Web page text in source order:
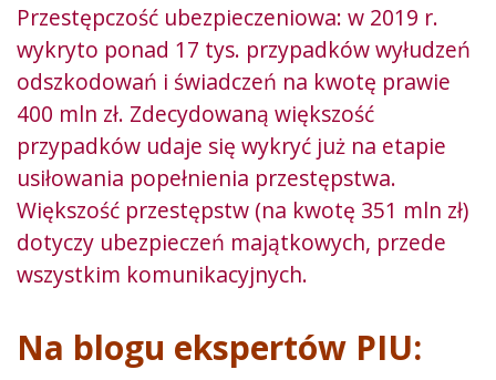
Przestępczość ubezpieczeniowa: w 2019 r.
wykryto ponad 17 tys. przypadków wyłudzeń
odszkodowań i świadczeń na kwotę prawie
400 mln zł. Zdecydowaną większość
przypadków udaje się wykryć już na etapie
usiłowania popełnienia przestępstwa.
Większość przestępstw (na kwotę 351 mln zł)
dotyczy ubezpieczeń majątkowych, przede
wszystkim komunikacyjnych.
Na blogu ekspertów PIU: